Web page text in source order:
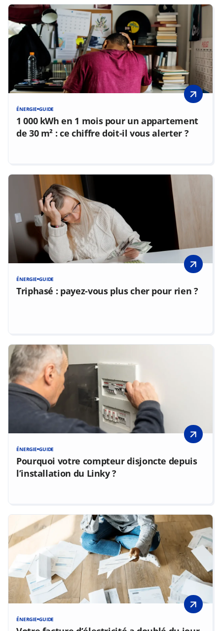
ÉNERGIE GUIDE
1 000 kWh en 1 mois pour un appartement
de 30 m² : ce chiffre doit-il vous alerter ?
ÉNERGIE GUIDE
Triphasé : payez-vous plus cher pour rien ?
ÉNERGIE GUIDE
Pourquoi votre compteur disjoncte depuis
l’installation du Linky ?
ÉNERGIE GUIDE